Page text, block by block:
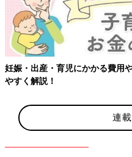
妊娠・出産・育児にかかる費用
やすく解説！
連